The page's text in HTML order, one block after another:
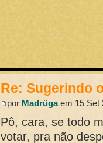
Re: Sugerindo
por Madrügaem 15 Set
Pô, cara, se todo
votar, pra não